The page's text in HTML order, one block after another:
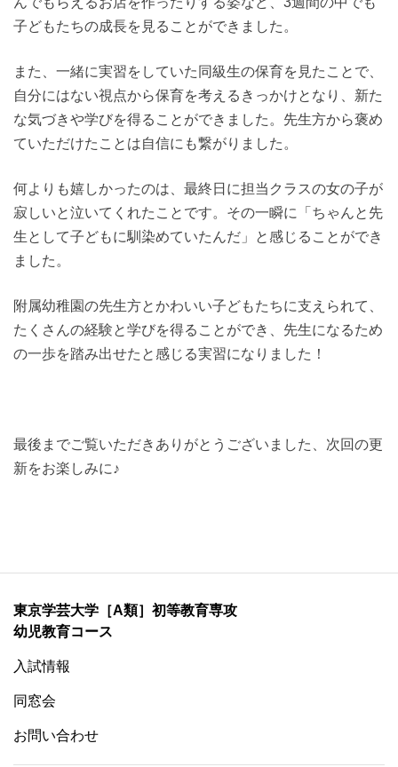
子どもたちの成長を見ることができました。
また、一緒に実習をしていた同級生の保育を見たことで、
自分にはない視点から保育を考えるきっかけとなり、新た
な気づきや学びを得ることができました。先生方から褒め
ていただけたことは自信にも繋がりました。
何よりも嬉しかったのは、最終日に担当クラスの女の子が
寂しいと泣いてくれたことです。その一瞬に「ちゃんと先
生として子どもに馴染めていたんだ」と感じることができ
ました。
附属幼稚園の先生方とかわいい子どもたちに支えられて、
たくさんの経験と学びを得ることができ、先生になるため
の一歩を踏み出せたと感じる実習になりました！
最後までご覧いただきありがとうございました、次回の更
新をお楽しみに♪
東京学芸大学［A類］初等教育専攻
幼児教育コース
入試情報
同窓会
お問い合わせ